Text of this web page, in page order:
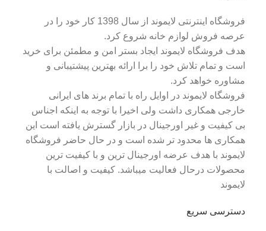
فروشگاه اینترنتی لایموند از سال 1398 کار خود را در
عرصه فروش لوازم خانه شروع کرد.
هدف فروشگاه لایموند ایجاد بستر امن و مطمئن برای خرید
است و تمام تلاش خود را برا ارائه بهترین پیشتیبانی و
مشاوره خواهد کرد.
فروشگاه لایموند در اوایل راه با تمام برند های ایرانی
خارجی همکاری داشت ولی اخیرا با توجه به اینکه اجناس
بی کیفیت و غیر اورجینال در بازار گسترش یافته است این
همکاری ها محدود تر شده است و در حال حاضر فروشگاه
لایموند با هدف عرضه اورجینال ترین و با کیفیت ترین
محصولات درحال فعالیت میباشد. کیفیت و اصالت با
لایموند
دسترسی سریع